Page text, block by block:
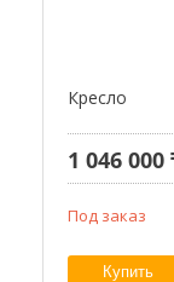
Кресло
1 046 000
Под заказ
Купить